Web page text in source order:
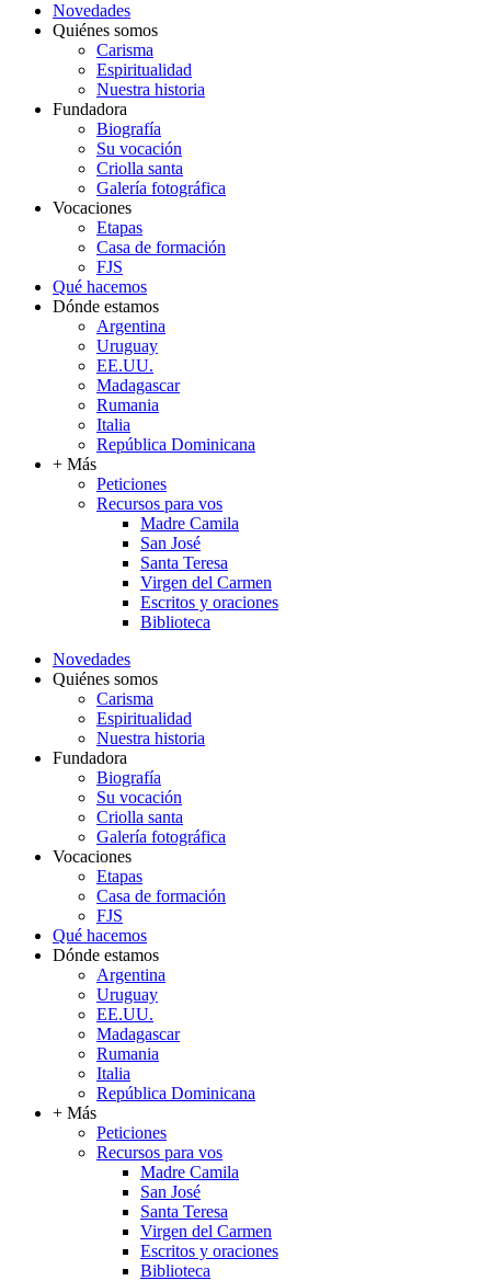
Novedades
Quiénes somos
Carisma
Espiritualidad
Nuestra historia
Fundadora
Biografía
Su vocación
Criolla santa
Galería fotográfica
Vocaciones
Etapas
Casa de formación
FJS
Qué hacemos
Dónde estamos
Argentina
Uruguay
EE.UU.
Madagascar
Rumania
Italia
República Dominicana
+ Más
Peticiones
Recursos para vos
Madre Camila
San José
Santa Teresa
Virgen del Carmen
Escritos y oraciones
Biblioteca
Novedades
Quiénes somos
Carisma
Espiritualidad
Nuestra historia
Fundadora
Biografía
Su vocación
Criolla santa
Galería fotográfica
Vocaciones
Etapas
Casa de formación
FJS
Qué hacemos
Dónde estamos
Argentina
Uruguay
EE.UU.
Madagascar
Rumania
Italia
República Dominicana
+ Más
Peticiones
Recursos para vos
Madre Camila
San José
Santa Teresa
Virgen del Carmen
Escritos y oraciones
Biblioteca